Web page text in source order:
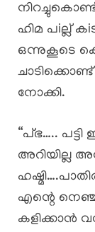
ഹിമ പiല്ല്
ഒന്നുകൂടെ
നോക്കി.
“പ്ഭ…..
അറിയില്ല
എന്റെ
കളിക്കാൻ